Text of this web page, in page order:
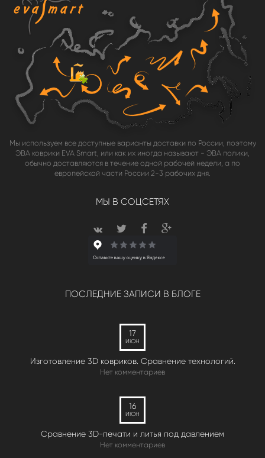
Мы используем все доступные варианты доставки по России, поэтому
ЭВА коврики EVA Smart, или как их иногда называют - ЭВА полики,
обычно доставляются в течение одной рабочей недели, а по
европейской части России 2-3 рабочих дня.
МЫ В СОЦСЕТЯХ
ПОСЛЕДНИЕ ЗАПИСИ В БЛОГЕ
17
ИЮН
Изготовление 3D ковриков. Сравнение технологий.
Нет комментариев
16
ИЮН
Сравнение 3D-печати и литья под давлением
Нет комментариев